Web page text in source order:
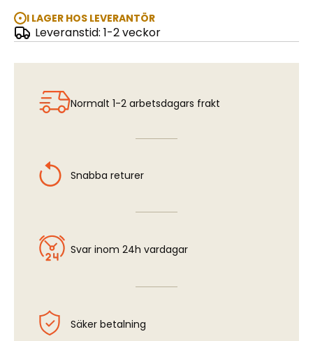
I LAGER HOS LEVERANTÖR
Leveranstid: 1-2 veckor
Brass Tube - 1,0 x 0,25 mm
Normalt 1-2 arbetsdagars frakt
Snabba returer
Svar inom 24h vardagar
Säker betalning